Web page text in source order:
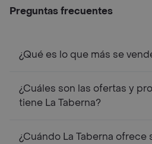
Preguntas frecuentes
¿Qué es lo que más se
¿Cuáles son las ofertas y
tiene La Taberna?
¿Cuándo La Taberna ofrece